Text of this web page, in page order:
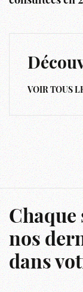
VOIR TOUS
Chaque
nos
dans